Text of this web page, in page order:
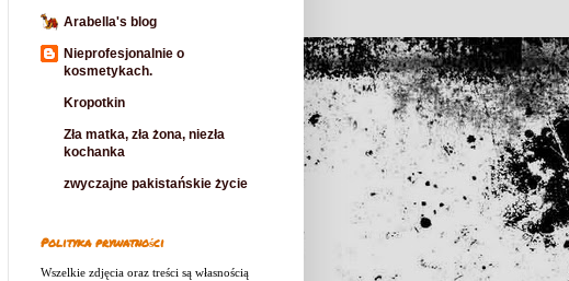
Arabella's blog
Nieprofesjonalnie o
kosmetykach.
Kropotkin
Zła matka, zła żona, niezła
kochanka
zwyczajne pakistańskie życie
Polityka prywatności
Wszelkie zdjęcia oraz treści są własnością